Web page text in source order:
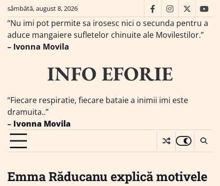
Skip
content
sâmbătă, august 8, 2026 facebookinstagram
twitter
“Nu imi pot permite sa irosesc nici o secunda pentru a
aduce mangaiere sufletelor chinuite ale Movilestilor.”
– Ivonna Movila
INFO EFORIE
“Fiecare respiratie, fiecare bataie a inimii imi este
dramuita..”
– Ivonna Movila
Emma Răducanu explică motivele